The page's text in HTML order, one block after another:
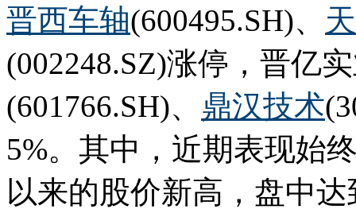
晋西车轴(600495.SH)、
(002248.SZ)涨停，晋亿
(601766.SH)、 鼎汉技术
5%。其中，近期表现始
以来的股价新高，盘中